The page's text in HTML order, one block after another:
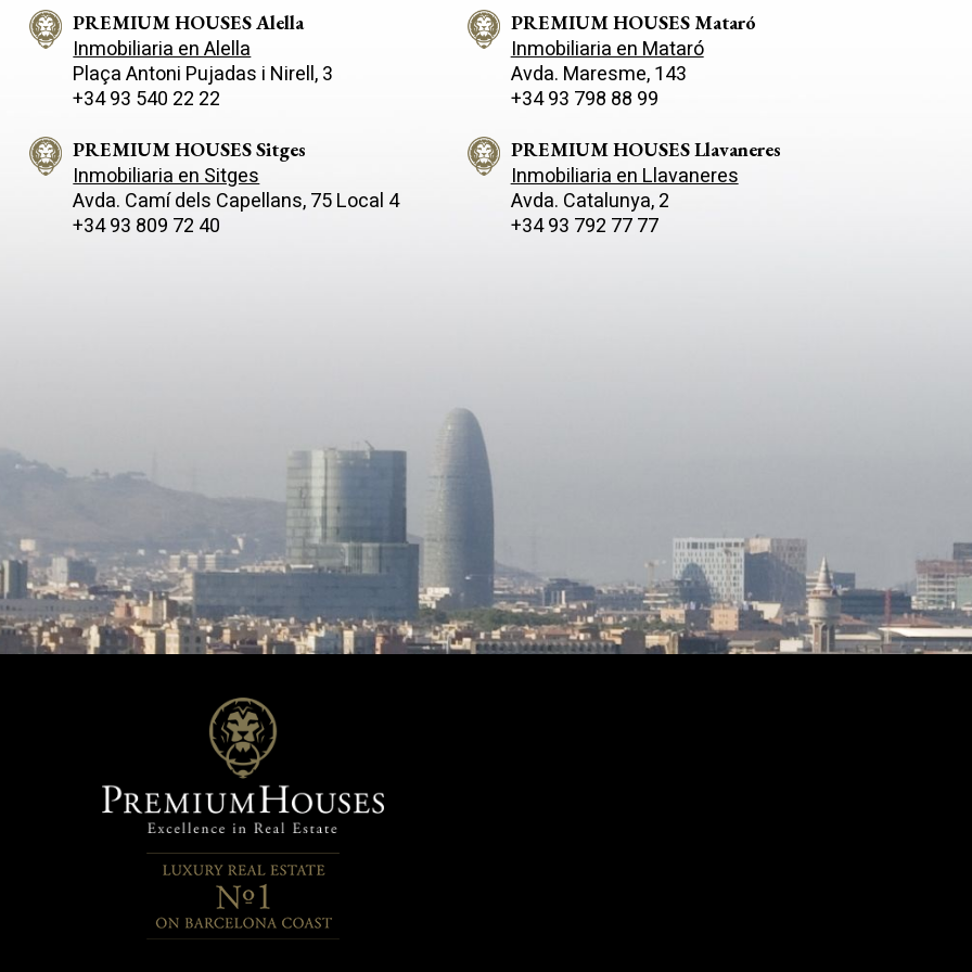
vestidor a medida, dos
adicionales, un segundo
y un práctico aseo de
con zona de lavadero. La
destaca por sus acabados de
cocina Zania Design en fénix
encimera porcelánica y
integrados
El confort total está
mediante aire
en la tranquila calle
de Barcelona. Esta
zona residencial destaca
rodeado de colegios de
comercio selecto y
zonas arboladas. Es la
perfecta para disfrutar de
de paz y una excelente
de vida en uno de los barrios
y mejor comunicados
cuenta con una zona de comedor
diferenciada y una moderna cocina
abierta, una gran suite principal con
baño y vestidor a medida, dos
habitaciones adicionales, un segundo
cortesía con zona de lavadero. La
reforma destaca por sus acabados de
auténtico lujo. Dispone de una
exclusiva cocina Zania Design en fénix
revestimientos Marazzi y Mirage,
además de sanitarios Roca. También
incluye un armario zapatero a medida y
mecanismos Bticino de alta gama. La
propiedad goza de una ubicación
inmejorable en la tranquila calle
Castanyer de Barcelona. Esta
prestigiosa zona residencial destaca
por ofrecer un entorno sereno, seguro
y familiar, rodeado de colegios de
prestigio, comercio selecto y
agradables zonas arboladas. Es la
oportunidad perfecta para disfrutar de
para personalizar cada espacio a tu
gusto y convertirlo en un hogar único.
Ubicación privilegiada, con una amplia y
variada oferta de comercios y
servicios. Una oportunidad única para
entorno inmejorable.
PREMIUM HOUSES Alella
Inmobiliaria en Alella
Plaça Antoni Pujadas i Nirell, 3
+34 93 540 22 22
PREMIUM HOUSES Mataró
Inmobiliaria en Mataró
Avda. Maresme, 143
+34 93 798 88 99
PREMIUM HOUSES Sitges
Inmobiliaria en Sitges
Avda. Camí­ dels Capellans, 75 Local 4
+34 93 809 72 40
PREMIUM HOUSES Llavaneres
Inmobiliaria en Llavaneres
Avda. Catalunya, 2
+34 93 792 77 77